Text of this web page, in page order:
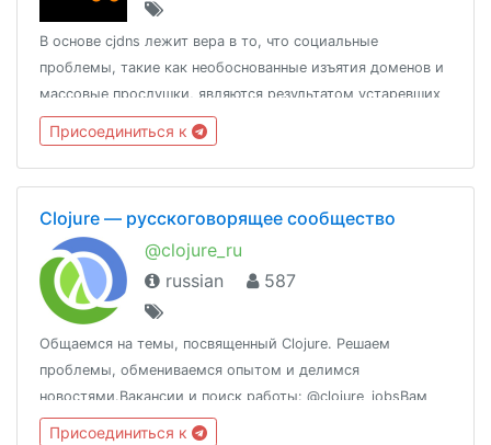
В основе cjdns лежит вера в то, что социальные
проблемы, такие как необоснованные изъятия доменов и
массовые прослушки, являются результатом устаревших
протоколов, дающих слишком большую власть в руки
малого количества людей. ©CJD
Присоединиться к
Clojure — русскоговорящее сообщество
@clojure_ru
russian
587
Общаемся на темы, посвященный Clojure. Решаем
проблемы, обмениваемся опытом и делимся
новостями.Вакансии и поиск работы: @clojure_jobsВам
могут быть интересны: @javascript_ru, @nodejs_ru,
Присоединиться к